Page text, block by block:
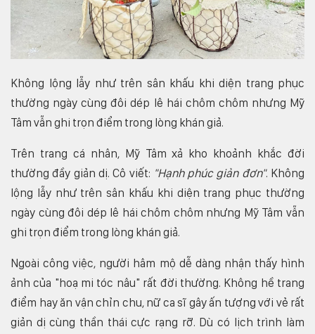
Không lộng lẫy như trên sân khấu khi diện trang phục
thường ngày cùng đôi dép lê hái chôm chôm nhưng Mỹ
Tâm vẫn ghi trọn điểm trong lòng khán giả.
Trên trang cá nhân, Mỹ Tâm xả kho khoảnh khắc đời
thường đầy giản dị. Cô viết: "Hạnh phúc giản đơn". Không
lộng lẫy như trên sân khấu khi diện trang phục thường
ngày cùng đôi dép lê hái chôm chôm nhưng Mỹ Tâm vẫn
ghi trọn điểm trong lòng khán giả.
Ngoài công việc, người hâm mộ dễ dàng nhận thấy hình
ảnh của "hoạ mi tóc nâu" rất đời thường. Không hề trang
điểm hay ăn vận chỉn chu, nữ ca sĩ gây ấn tượng với vẻ rất
giản dị cùng thần thái cực rạng rỡ. Dù có lịch trình làm